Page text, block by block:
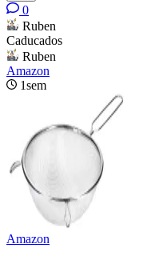
0
Ruben
Caducados
Ruben
Amazon
1sem
Amazon